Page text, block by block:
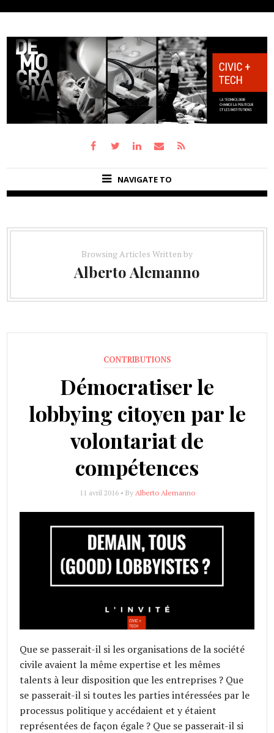
NAVIGATE TO
Browsing Articles Written by
Alberto Alemanno
CONTRIBUTIONS
Démocratiser le
lobbying citoyen par le
volontariat de
compétences
11 avril 2016 • By Alberto Alemanno
Que se passerait-il si les organisations de la société
civile avaient la même expertise et les mêmes
talents à leur disposition que les entreprises ? Que
se passerait-il si toutes les parties intéressées par le
processus politique y accédaient et y étaient
représentées de façon égale ? Que se passerait-il si